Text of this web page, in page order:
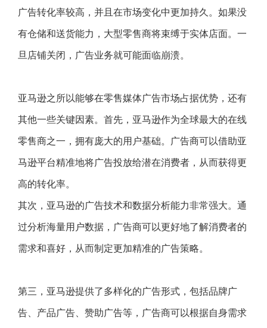
广告转化率较高，并且在市场变化中更加持久。如果没
有仓储和送货能力，大型零售商将束缚于实体店面。一
旦店铺关闭，广告业务就可能面临崩溃。
亚马逊之所以能够在零售媒体广告市场占据优势，还有
其他一些关键因素。首先，亚马逊作为全球最大的在线
零售商之一，拥有庞大的用户基础。广告商可以借助亚
马逊平台精准地将广告投放给潜在消费者，从而获得更
高的转化率。
其次，亚马逊的广告技术和数据分析能力非常强大。通
过分析海量用户数据，广告商可以更好地了解消费者的
需求和喜好，从而制定更加精准的广告策略。
第三，亚马逊提供了多样化的广告形式，包括品牌广
告、产品广告、赞助广告等，广告商可以根据自身需求